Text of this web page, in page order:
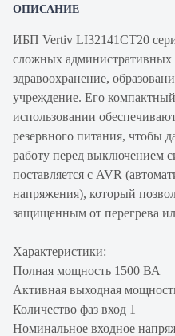
ОПИСАНИЕ
ИБП Vertiv LI32141CT20
сложных административных
здравоохранение,
учреждение. Его
использовании
резервного питания, чтобы
работу перед выключением
поставляется с AVR
напряжения), который
защищенным от перегрева
Характеристики:
Полная мощность 1500 ВА
Активная выходная
Количество фаз вход 1
Номинальное входное